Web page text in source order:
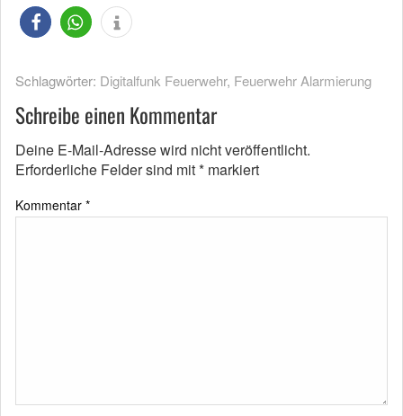
Schlagwörter: Digitalfunk Feuerwehr, Feuerwehr Alarmierung
Schreibe einen Kommentar
Deine E-Mail-Adresse wird nicht veröffentlicht.
Erforderliche Felder sind mit* markiert
Kommentar *